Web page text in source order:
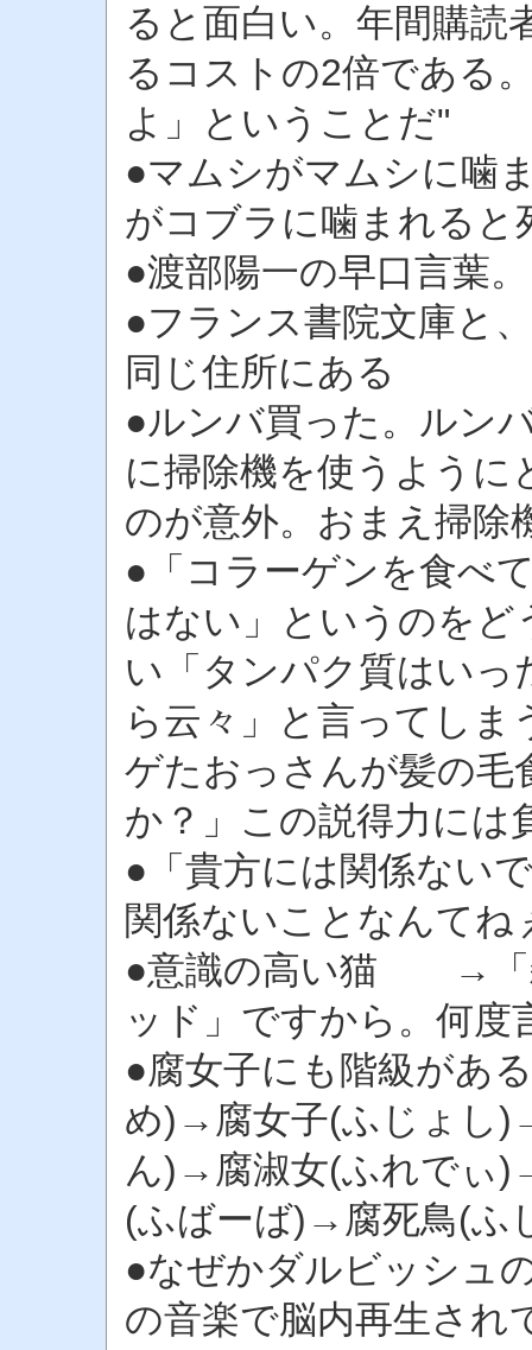
ると面白い。年間購読
るコストの2倍である
よ」ということだ"
●マムシがマムシに噛
がコブラに噛まれると
●渡部陽一の早口言葉。
●フランス書院文庫と
同じ住所にある
●ルンバ買った。ルン
に掃除機を使うよう
のが意外。おまえ掃除
●「コラーゲンを食べ
はない」というのを
い「タンパク質はいっ
ら云々」と言ってし
ゲたおっさんが髪の毛
か？」この説得力には
●「貴方には関係ない
関係ないことなんてね
●意識の高い猫 →「
ッド」ですから。何
●腐女子にも階級があ
め)→腐女子(ふじょし
ん)→腐淑女(ふれでぃ
(ふばーば)→腐死鳥(ふ
●なぜかダルビッシュ
の音楽で脳内再生され